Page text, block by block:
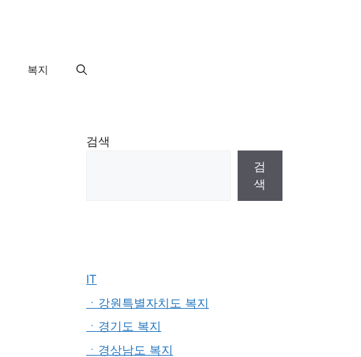
복지
검색
검
색
IT
ㆍ강원특별자치도 복지
ㆍ경기도 복지
ㆍ경상남도 복지